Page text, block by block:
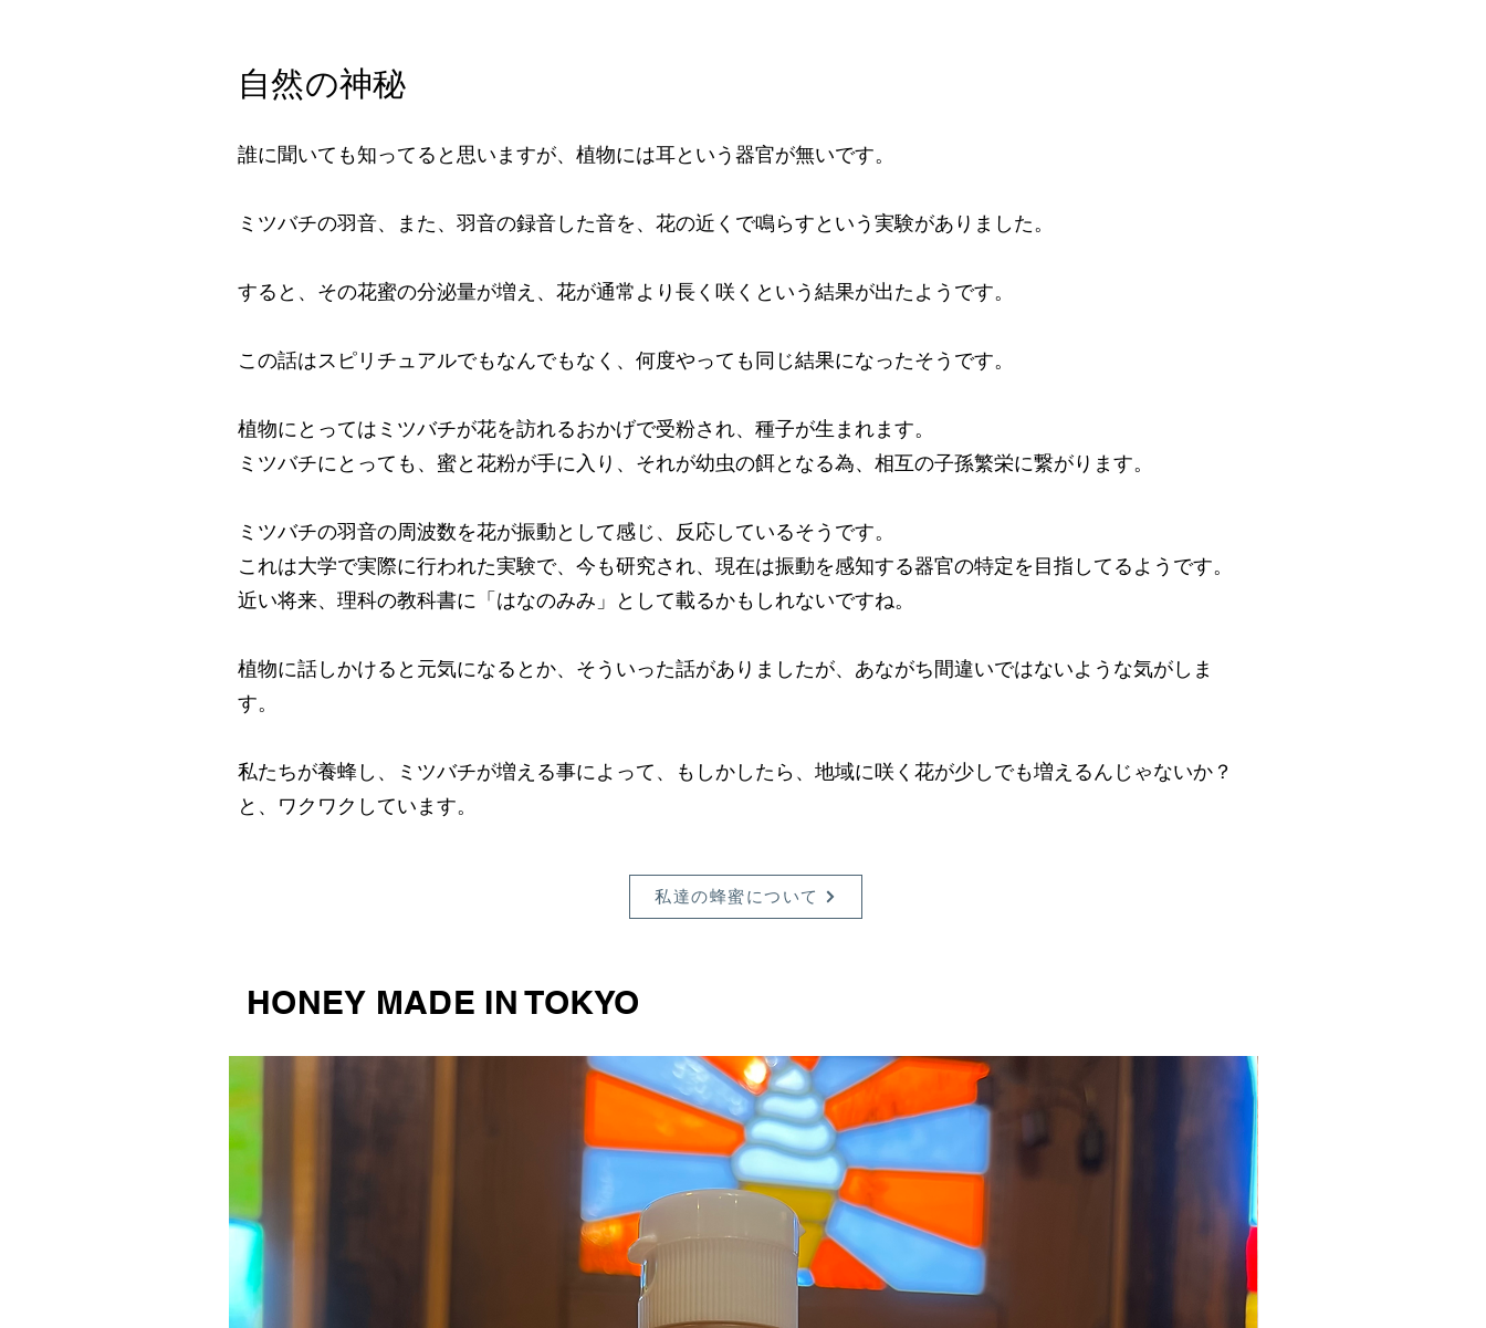
​自然の神秘
誰に聞いても知ってると思いますが、植物には耳という器官が無いです。
ミツバチの羽音、また、羽音の録音した音を、花の近くで鳴らすという実験がありました。
すると、その花蜜の分泌量が増え、花が通常より長く咲くという結果が出たようです。
この話はスピリチュアルでもなんでもなく、何度やっても同じ結果になったそうです。
植物にとってはミツバチが花を訪れるおかげで受粉され、種子が生まれます。
ミツバチにとっても、蜜と花粉が手に入り、それが幼虫の餌となる為、相互の子孫繁栄に繋がります。
ミツバチの羽音の周波数を花が振動として感じ、反応しているそうです。
これは大学で実際に行われた実験で、今も研究され、現在は振動を感知する器官の特定を目指してるようです。
近い将来、理科の教科書に「はなのみみ」として載るかもしれないですね。
植物に話しかけると元気になるとか、そういった話がありましたが、あながち間違いではないような気がしま
す。
私たちが養蜂し、ミツバチが増える事によって、もしかしたら、地域に咲く花が少しでも増えるんじゃないか？
と、ワクワクしています。
私達の蜂蜜について
HONEY MADE IN TOKYO